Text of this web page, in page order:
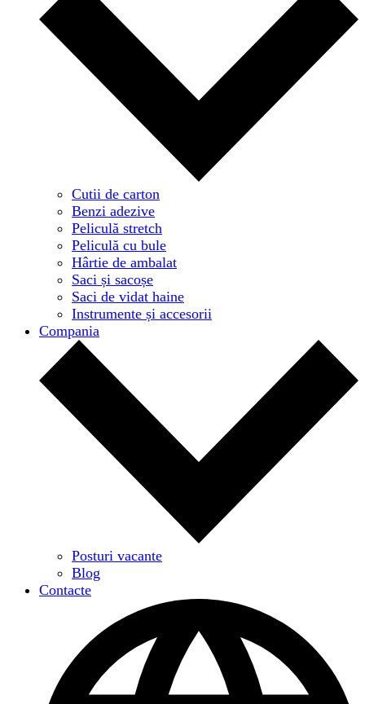
Cutii de carton
Benzi adezive
Peliculă stretch
Peliculă cu bule
Hârtie de ambalat
Saci și sacoșe
Saci de vidat haine
Instrumente și accesorii
Compania
Posturi vacante
Blog
Contacte